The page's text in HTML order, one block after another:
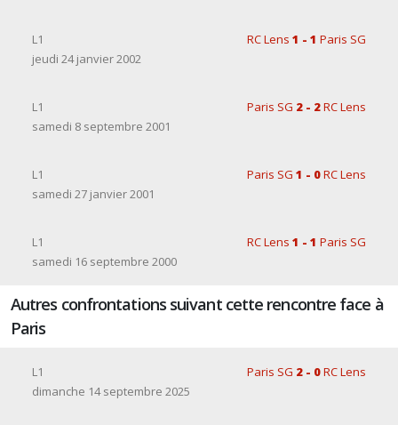
L1 RC Lens 1 - 1 Paris SG
jeudi 24 janvier 2002
L1 Paris SG 2 - 2RC Lens
samedi 8 septembre 2001
L1 Paris SG 1 - 0RC Lens
samedi 27 janvier 2001
L1 RC Lens 1 - 1 Paris SG
samedi 16 septembre 2000
Autres confrontations suivant cette rencontre face à
Paris
L1 Paris SG 2 - 0RC Lens
dimanche 14 septembre 2025